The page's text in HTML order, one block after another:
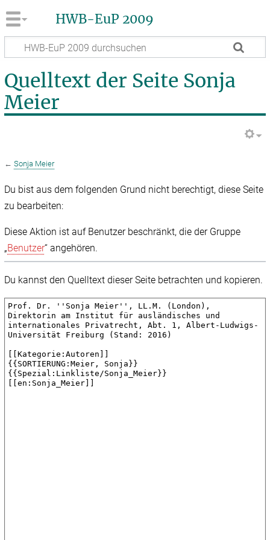
HWB-EuP 2009
Quelltext der Seite Sonja
Meier
←Sonja Meier
Du bist aus dem folgenden Grund nicht berechtigt, diese Seite
zu bearbeiten:
Diese Aktion ist auf Benutzer beschränkt, die der Gruppe
„Benutzer“ angehören.
Du kannst den Quelltext dieser Seite betrachten und kopieren.